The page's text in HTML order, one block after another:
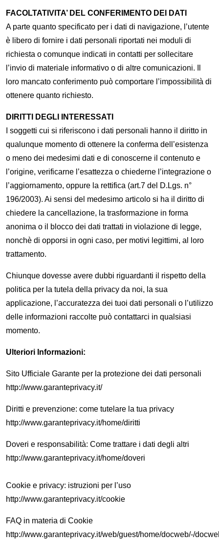
FACOLTATIVITA’ DEL CONFERIMENTO DEI DATI
A parte quanto specificato per i dati di navigazione, l’utente
è libero di fornire i dati personali riportati nei moduli di
richiesta o comunque indicati in contatti per sollecitare
l’invio di materiale informativo o di altre comunicazioni. Il
loro mancato conferimento può comportare l’impossibilità di
ottenere quanto richiesto.
DIRITTI DEGLI INTERESSATI
I soggetti cui si riferiscono i dati personali hanno il diritto in
qualunque momento di ottenere la conferma dell’esistenza
o meno dei medesimi dati e di conoscerne il contenuto e
l’origine, verificarne l’esattezza o chiederne l’integrazione o
l’aggiornamento, oppure la rettifica (art.7 del D.Lgs. n°
196/2003). Ai sensi del medesimo articolo si ha il diritto di
chiedere la cancellazione, la trasformazione in forma
anonima o il blocco dei dati trattati in violazione di legge,
nonchè di opporsi in ogni caso, per motivi legittimi, al loro
trattamento.
Chiunque dovesse avere dubbi riguardanti il rispetto della
politica per la tutela della privacy da noi, la sua
applicazione, l’accuratezza dei tuoi dati personali o l’utilizzo
delle informazioni raccolte può contattarci in qualsiasi
momento.
Ulteriori Informazioni:
Sito Ufficiale Garante per la protezione dei dati personali
http://www.garanteprivacy.it/
Diritti e prevenzione: come tutelare la tua privacy
http://www.garanteprivacy.it/home/diritti
Doveri e responsabilità: Come trattare i dati degli altri
http://www.garanteprivacy.it/home/doveri
Cookie e privacy: istruzioni per l’uso
http://www.garanteprivacy.it/cookie
FAQ in materia di Cookie
http://www.garanteprivacy.it/web/guest/home/docweb/-/